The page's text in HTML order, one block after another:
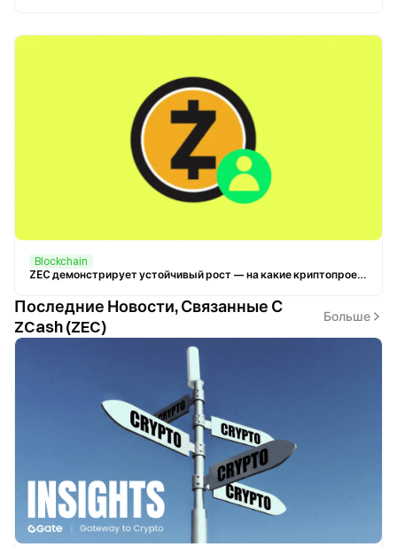
Blockchain
ZEC демонстрирует устойчивый рост — на какие криптопроекты, сфокусированные на конфиденциальности, стоит обратить внимание?
Последние Новости, Связанные С
ZCash (ZEC)
Больше